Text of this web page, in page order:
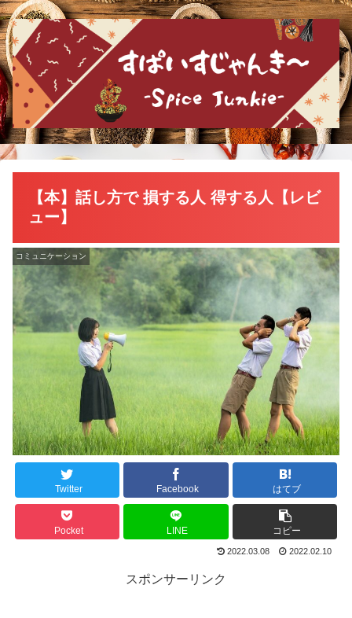
【本】話し方で 損する人 得する人【レビ
ュー】
コミュニケーション
Twitter Facebook はてブ
Pocket LINE コピー
2022.03.08 2022.02.10
スポンサーリンク